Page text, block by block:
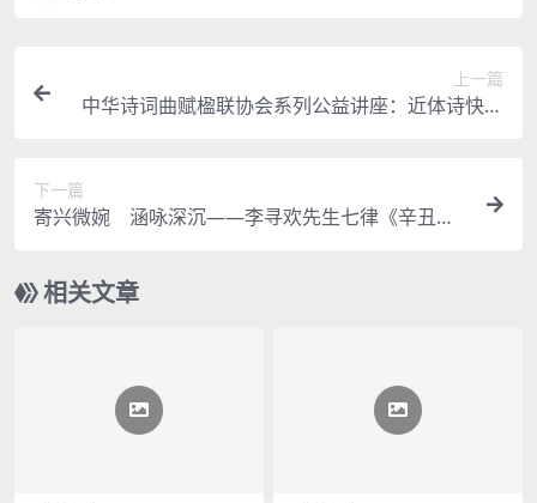
上一篇
中华诗词曲赋楹联协会系列公益讲座：近体诗快速
下一篇
寄兴微婉 涵咏深沉——李寻欢先生七律《辛丑中
相关文章